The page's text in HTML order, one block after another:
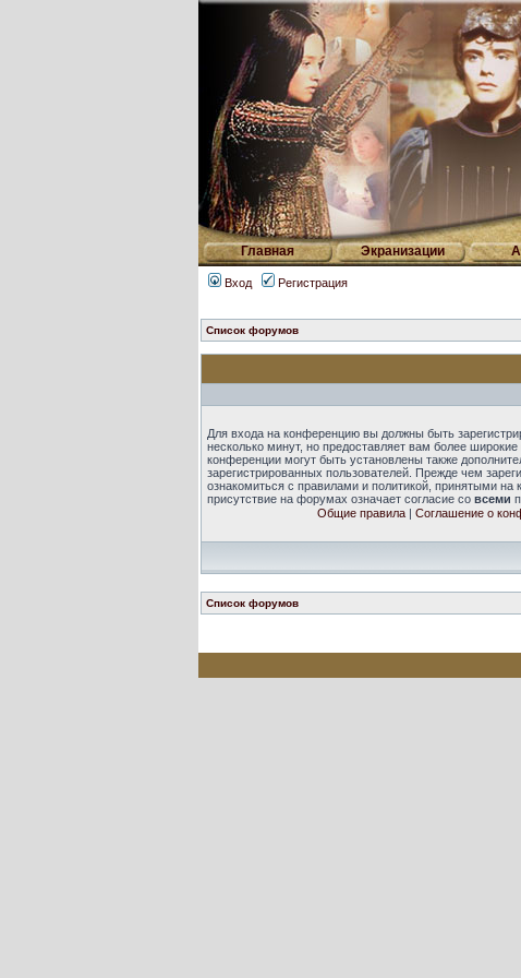
Главная Экранизации
Вход Регистрация
Список форумов
Для входа на конференцию вы должны быть
несколько минут, но предоставляет вам более
конференции могут быть установлены также
зарегистрированных пользователей. Прежде чем
ознакомиться с правилами и политикой, принятыми
присутствие на форумах означает согласие со всеми
Общие правила | Соглашение о
Список форумов